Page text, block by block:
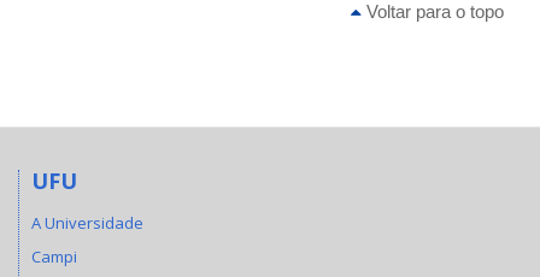
Voltar para o topo
UFU
A Universidade
Campi